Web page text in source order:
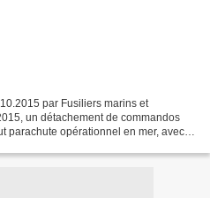
par Fusiliers marins et
un détachement de commandos
parachute opérationnel en mer, avec la